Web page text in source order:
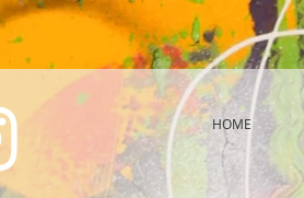
HOME